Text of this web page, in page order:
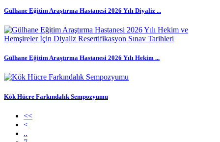
Gülhane Eğitim Araştırma Hastanesi 2026 Yılı Diyaliz ...
Gülhane Eğitim Araştırma Hastanesi 2026 Yılı Hekim ...
Kök Hücre Farkındalık Sempozyumu
<<
<
..